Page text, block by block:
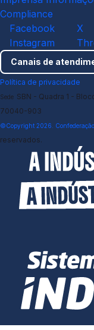
Compliance
Facebook
X
Instagram
Canais de
Política de privacidade
Sede SBN - Quadra 1 -
70040-903
©Copyright 2026.
reservados.